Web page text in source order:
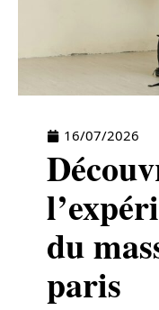
16/07/2026
du
paris